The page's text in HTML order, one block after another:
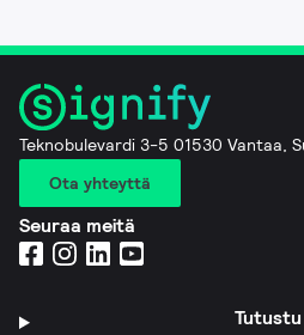
Teknobulevardi 3-5 01530 Vantaa,
Ota yhteyttä
Seuraa meitä
Tutustu